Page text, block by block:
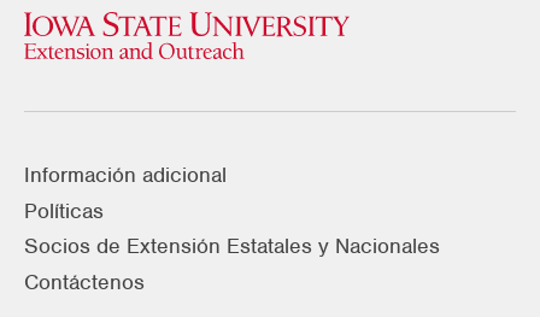
Información adicional
Políticas
Socios de Extensión Estatales y Nacionales
Contáctenos